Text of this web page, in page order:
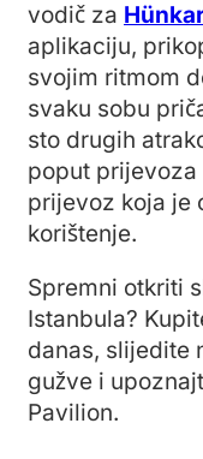
vodič za
aplikaciju,
svojim ritmom
svaku sobu
sto drugih
poput
prijevoz koja je
korištenje.
Spremni otkriti
Istanbula?
danas, slijedite
gužve i
Pavilion.